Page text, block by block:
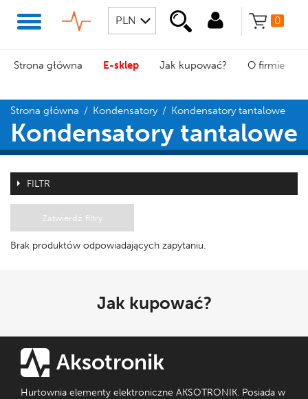
0
Strona główna E-sklep Jak kupować? O firmie
Strona główna / Kondensatory / Kondensatory tantalowe
Kondensatory tantalowe
FILTR
Zatwierdź filtry
Brak produktów odpowiadających zapytaniu.
Jak kupować?
Aksotronik
Hurtownia elementy elektroniczne AKSOTRONIK. Posiada w